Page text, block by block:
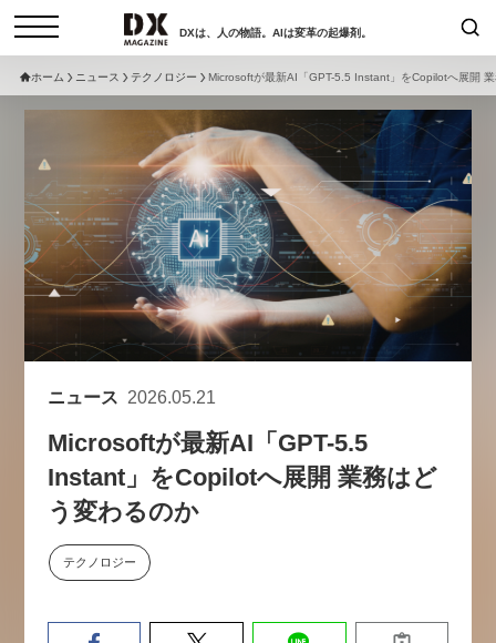
DXは、人の物語。AIは変革の起爆剤。
セミナー ニュース
サービスメニュー 日本オムニチャネル協会
トップページ
特集
動画
サイトマップ
お問い合わせ
個人情報保護法について
採用情報
検索
現在開催予定のセミナー
セミナー
非公開: 【8/6開催】AIエージェン
ト時代、日本企業は何から始める
新潮流から学ぶ〜
セミナー
【8/12開催】「イノベーションを
ホーム ニュース テクノロジー Microsoftが最新AI「GPT-5.5 Instant」をCopilotへ展開
ニュース 2026.05.21
Microsoftが最新AI「GPT-5.5
Instant」をCopilotへ展開 業務はど
う変わるのか
テクノロジー